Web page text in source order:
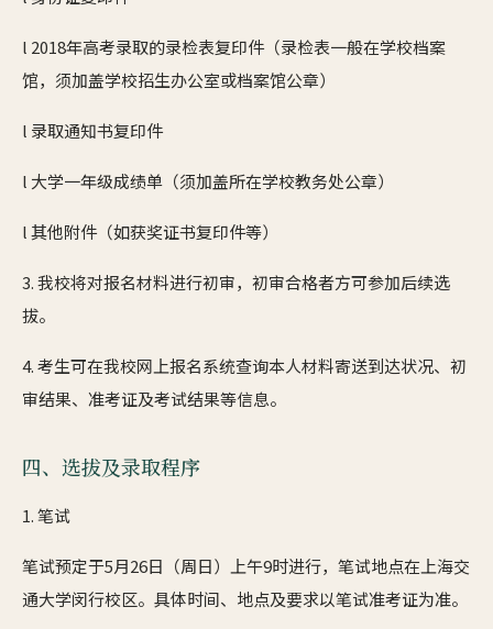
l 2018年高考录取的录检表复印件（录检表一般在学校档案
馆，须加盖学校招生办公室或档案馆公章）
l 录取通知书复印件
l 大学一年级成绩单（须加盖所在学校教务处公章）
l 其他附件（如获奖证书复印件等）
3. 我校将对报名材料进行初审，初审合格者方可参加后续选
拔。
4. 考生可在我校网上报名系统查询本人材料寄送到达状况、初
审结果、准考证及考试结果等信息。
四、选拔及录取程序
1. 笔试
笔试预定于5月26日（周日）上午9时进行，笔试地点在上海交
通大学闵行校区。具体时间、地点及要求以笔试准考证为准。